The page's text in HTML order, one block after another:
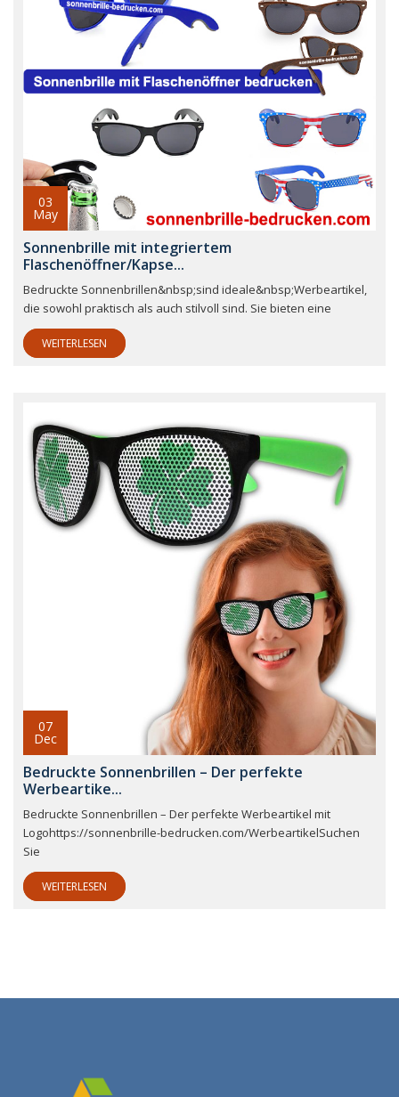
03
May
Sonnenbrille mit integriertem
Flaschenöffner/Kapse...
Bedruckte Sonnenbrillen&nbsp;sind ideale&nbsp;Werbeartikel,
die sowohl praktisch als auch stilvoll sind. Sie bieten eine
WEITERLESEN
07
Dec
Bedruckte Sonnenbrillen – Der perfekte
Werbeartike...
Bedruckte Sonnenbrillen – Der perfekte Werbeartikel mit
Logohttps://sonnenbrille-bedrucken.com/WerbeartikelSuchen
Sie
WEITERLESEN